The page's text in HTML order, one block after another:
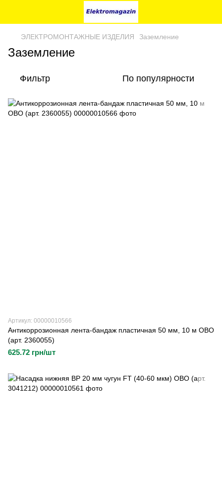
ЭЛЕКТРОМОНТАЖНЫЕ ИЗДЕЛИЯ Заземление
Заземление
Фильтр По популярности
Артикул: 00000010566
Антикоррозионная лента-бандаж пластичная 50 мм, 10 м OBO
(арт. 2360055)
625.72 грн/шт